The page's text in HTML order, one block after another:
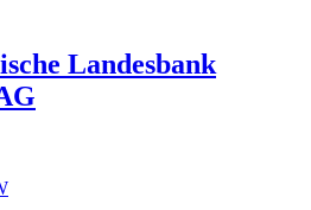
Landesbank